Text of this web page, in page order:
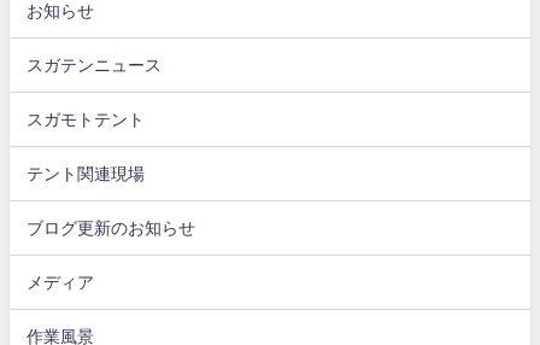
お知らせ
スガテンニュース
スガモトテント
テント関連現場
ブログ更新のお知らせ
メディア
作業風景